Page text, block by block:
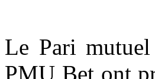
Le Pari
PMU Bet ont